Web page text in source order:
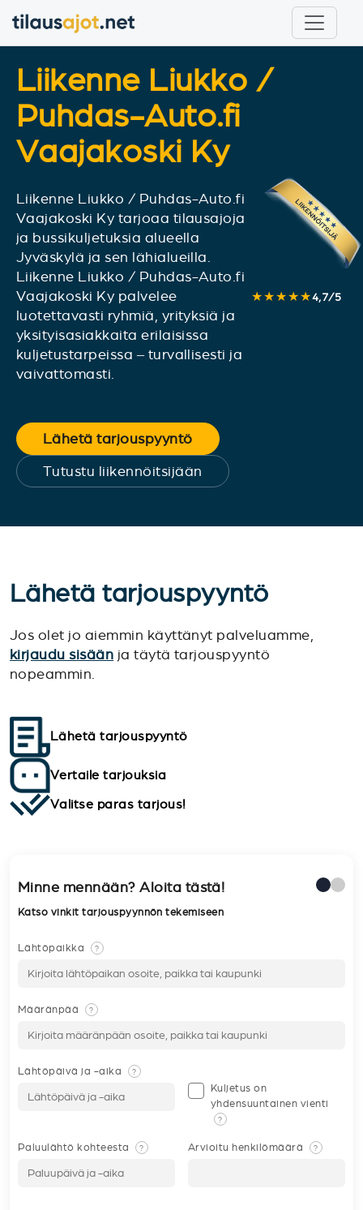
Liikenne Liukko /
Puhdas-Auto.fi
Vaajakoski Ky
Liikenne Liukko / Puhdas-Auto.fi
Vaajakoski Ky tarjoaa tilausajoja
ja bussikuljetuksia alueella
Jyväskylä ja sen lähialueilla.
Liikenne Liukko / Puhdas-Auto.fi
Vaajakoski Ky palvelee
luotettavasti ryhmiä, yrityksiä ja
yksityisasiakkaita erilaisissa
kuljetustarpeissa – turvallisesti ja
vaivattomasti.
★★★★★4,7/5
Lähetä tarjouspyyntö
Tutustu liikennöitsijään
Lähetä tarjouspyyntö
Jos olet jo aiemmin käyttänyt palveluamme,
kirjaudu sisään ja täytä tarjouspyyntö
nopeammin.
Lähetä tarjouspyyntö
Vertaile tarjouksia
Valitse paras tarjous!
Minne mennään? Aloita tästä!
Katso vinkit tarjouspyynnön tekemiseen
Lähtöpaikka ?
Määränpää ?
Lähtöpäivä ja -aika ?
Kuljetus on
yhdensuuntainen vienti
?
Paluulähtö kohteesta ? Arvioitu henkilömäärä ?